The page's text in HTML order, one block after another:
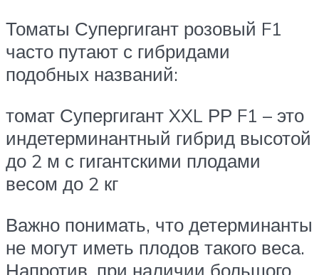
Томаты Супергигант розовый F1
часто путают с гибридами
подобных названий:
томат Супергигант XXL РР F1 – это
индетерминантный гибрид высотой
до 2 м с гигантскими плодами
весом до 2 кг
Важно понимать, что детерминанты
не могут иметь плодов такого веса.
Напротив, при наличии большого